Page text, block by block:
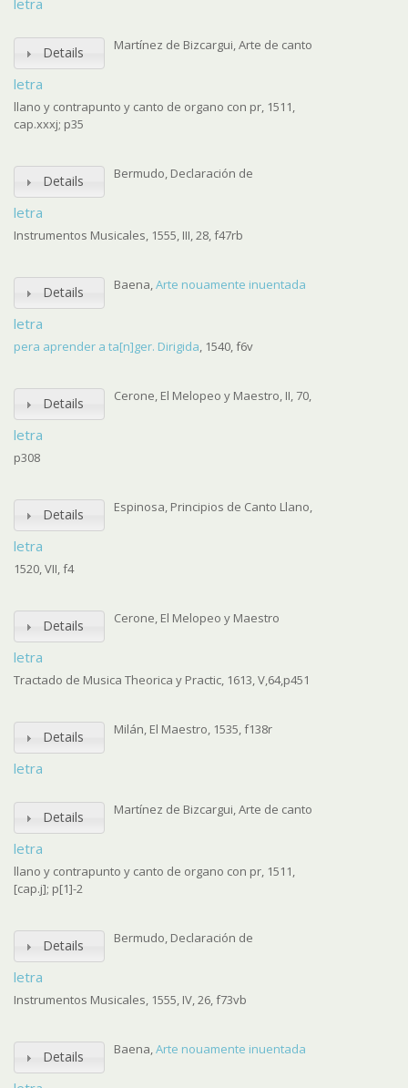
letra
Details
letra
Martínez de Bizcargui, Arte de canto
llano y contrapunto y canto de organo con pr, 1511,
cap.xxxj; p35
Details
letra
Bermudo, Declaración de
Instrumentos Musicales, 1555, III, 28, f47rb
Details
letra
Baena,Arte nouamente inuentada
pera aprender a ta[n]ger. Dirigida, 1540, f6v
Details
letra
Cerone, El Melopeo y Maestro, II, 70,
p308
Details
letra
Espinosa, Principios de Canto Llano,
1520, VII, f4
Details
letra
Cerone, El Melopeo y Maestro
Tractado de Musica Theorica y Practic, 1613, V,64,p451
Details
letra
Milán, El Maestro, 1535, f138r
Details
letra
Martínez de Bizcargui, Arte de canto
llano y contrapunto y canto de organo con pr, 1511,
[cap.j]; p[1]-2
Details
letra
Bermudo, Declaración de
Instrumentos Musicales, 1555, IV, 26, f73vb
Details Baena,Arte nouamente inuentada